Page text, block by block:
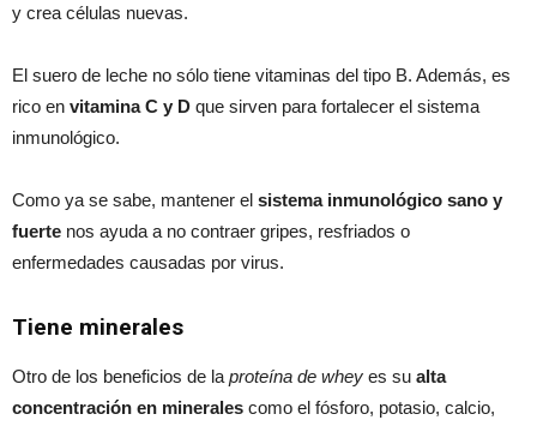
y crea células nuevas.
El suero de leche no sólo tiene vitaminas del tipo B. Además, es
rico en vitamina C y D que sirven para fortalecer el sistema
inmunológico.
Como ya se sabe, mantener el sistema inmunológico sano y
fuerte nos ayuda a no contraer gripes, resfriados o
enfermedades causadas por virus.
Tiene minerales
Otro de los beneficios de la proteína de whey es su alta
concentración en minerales como el fósforo, potasio, calcio,